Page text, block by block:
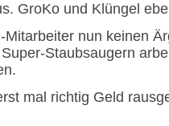
GroKo und Klüngel
nun keinen
Staubsaugern
mal richtig Geld